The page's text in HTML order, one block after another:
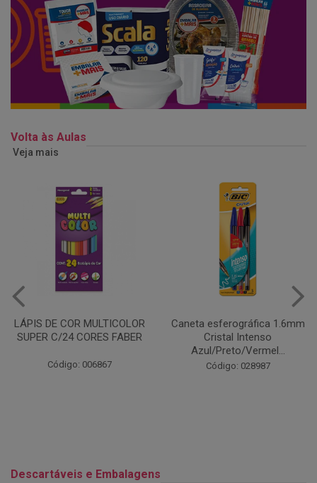
Volta às Aulas
Veja mais
Caneta esferográfica 1.6mm
Cristal Intenso
Código: 028987
COLA EM BASTÃO 40G - LEO
& LEO
Código: 028164
Descartáveis e Embalagens